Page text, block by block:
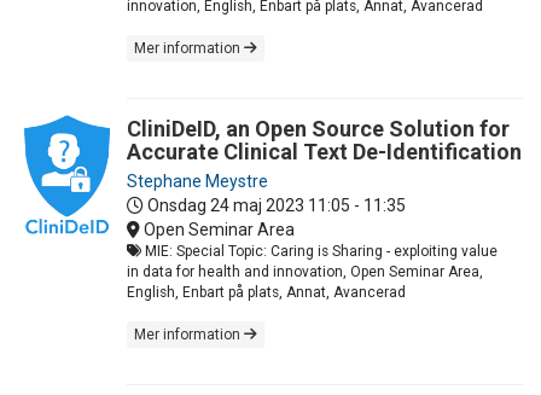
innovation, English, Enbart på plats, Annat, Avancerad
Mer information
CliniDeID, an Open Source Solution for
Accurate Clinical Text De-Identification
Stephane Meystre
Onsdag 24 maj 2023 11:05 - 11:35
Open Seminar Area
MIE: Special Topic: Caring is Sharing - exploiting value
in data for health and innovation, Open Seminar Area,
English, Enbart på plats, Annat, Avancerad
Mer information